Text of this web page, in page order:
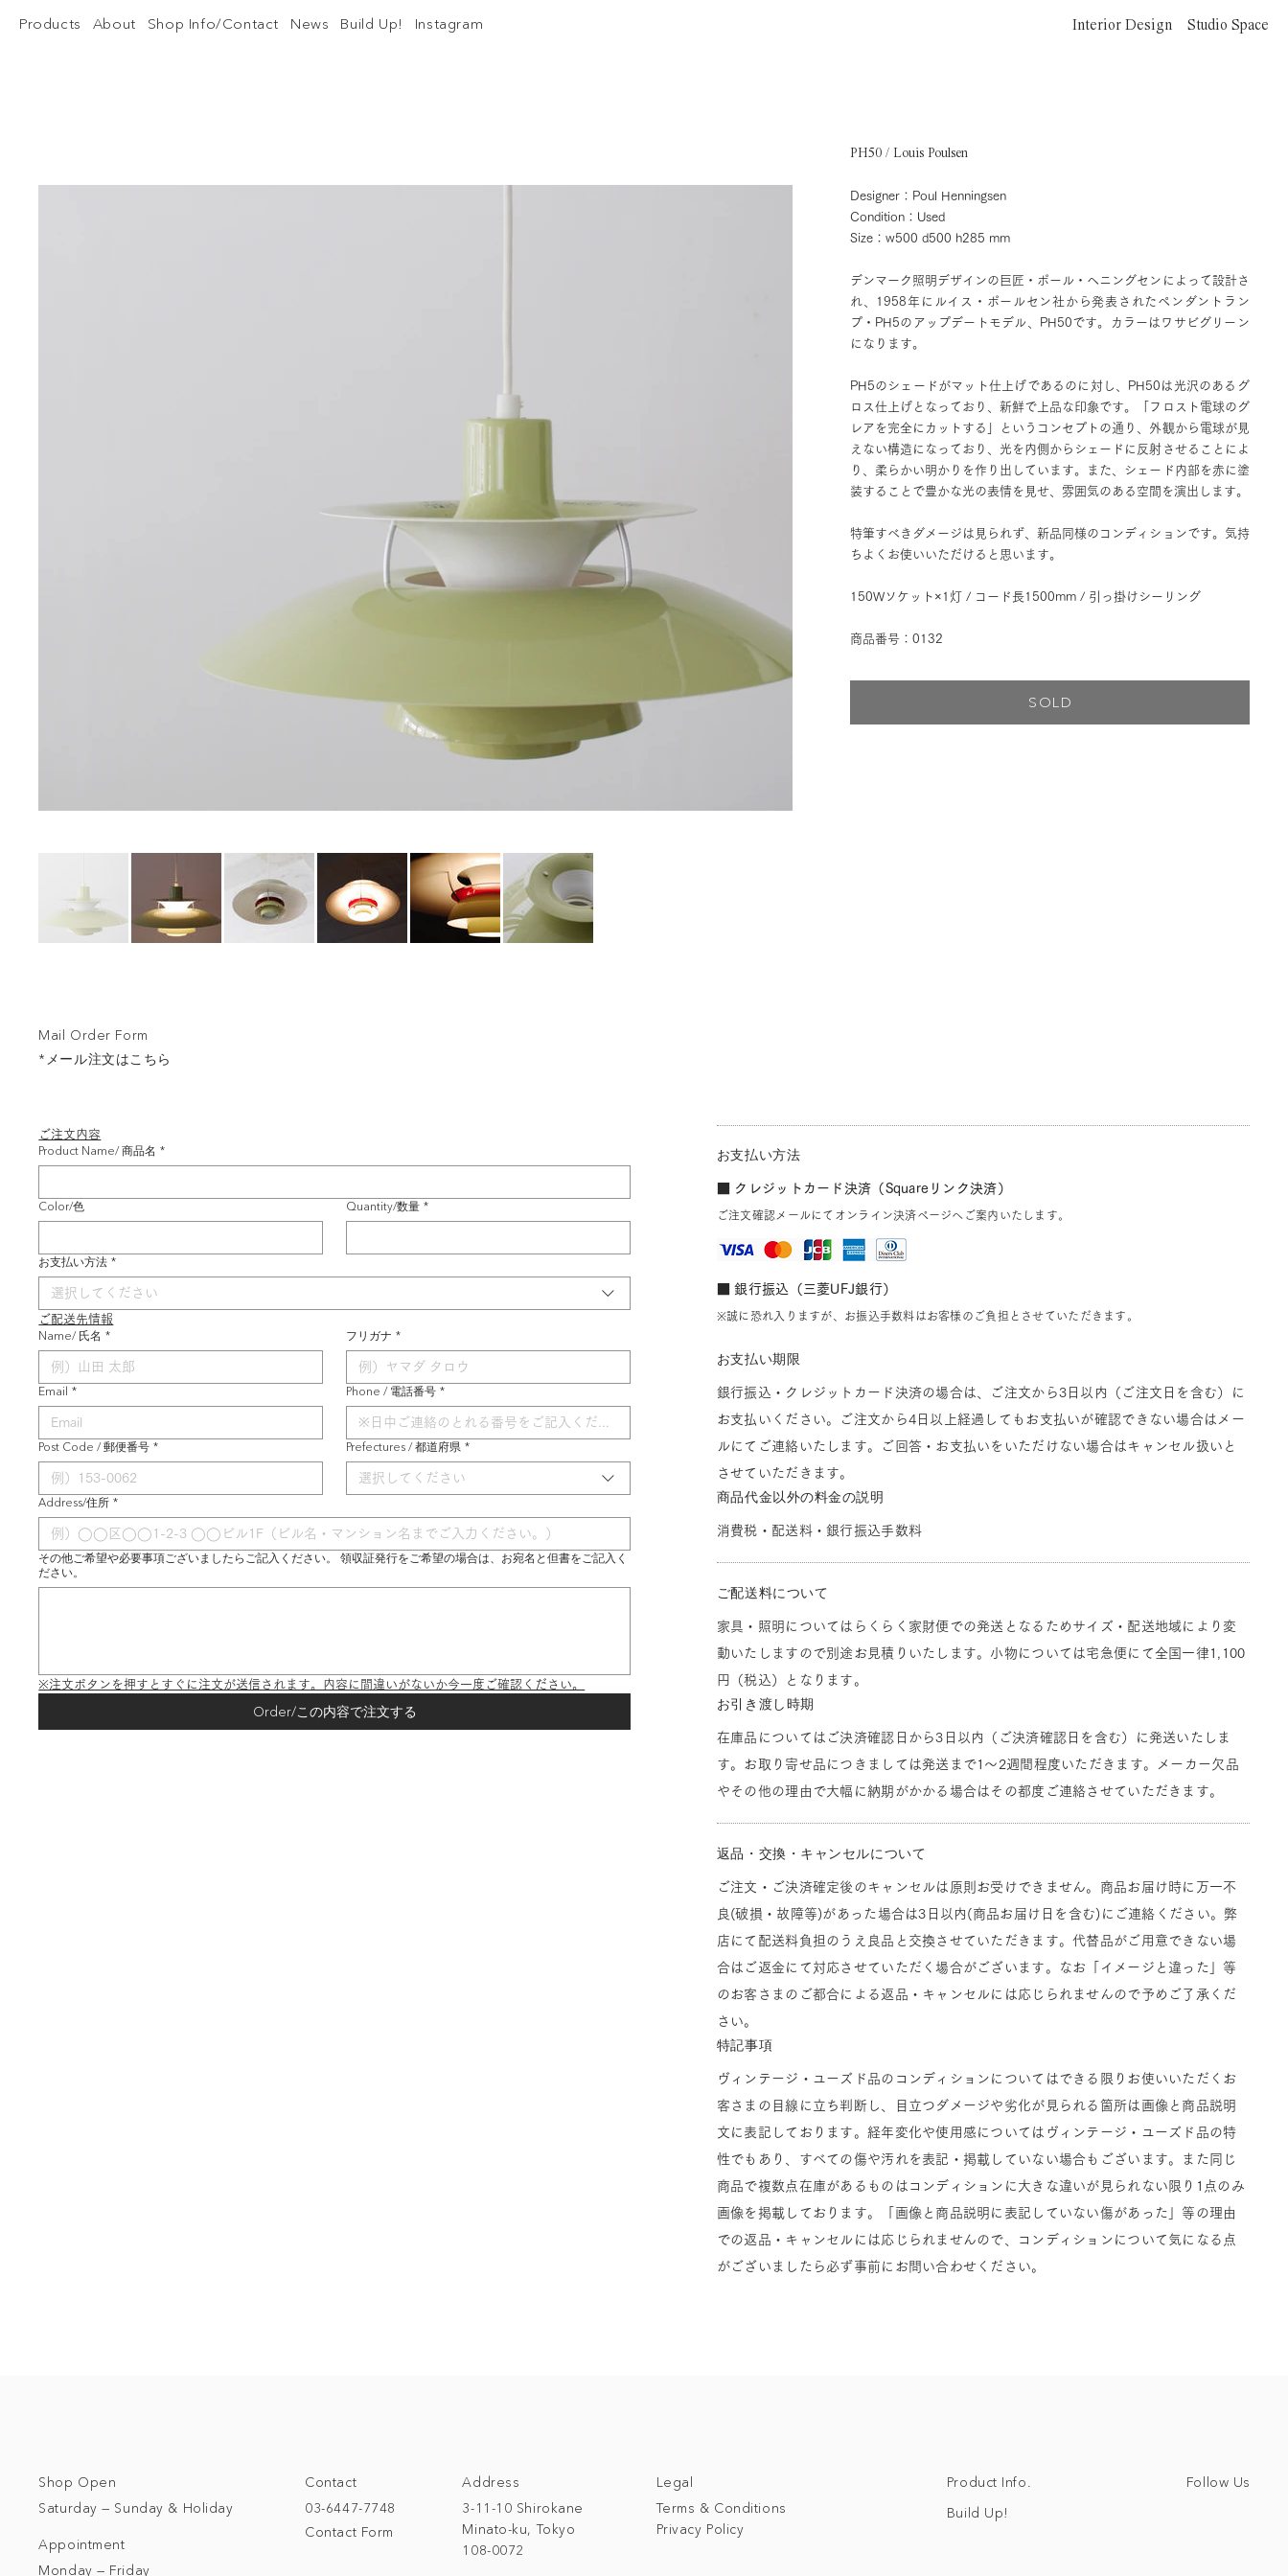
Interior Design Studio Space
Products About Shop Info/Contact News Build Up! Instagram
ご注文内容
Product Name/ 商品名 *
Color/色 Quantity/数量 *
お支払い方法 *
選択してください
ご配送先情報
Name/ 氏名 * フリガナ *
Email * Phone / 電話番号 *
Post Code / 郵便番号 * Prefectures / 都道府県 *
選択してください
Address/住所 *
その他ご希望や必要事項ございましたらご記入ください。 領収証発行をご希望の場合は、お宛名と但書をご記入く
ださい。
※注文ボタンを押すとすぐに注文が送信されます。内容に間違いがないか今一度ご確認ください。
Order/この内容で注文する
お支払い方法
■ クレジットカード決済（Squareリンク決済）
ご注文確認メールにてオンライン決済ページへご案内いたします。
■ 銀行振込（三菱UFJ銀行）
※誠に恐れ入りますが、お振込手数料はお客様のご負担とさせていただきます。
お支払い期限
銀行振込・クレジットカード決済の場合は、ご注文から3日以内（ご注文日を含む）に
お支払いください。ご注文から4日以上経過してもお支払いが確認できない場合はメー
ルにてご連絡いたします。ご回答・お支払いをいただけない場合はキャンセル扱いと
させていただきます。
商品代金以外の料金の説明
消費税・配送料・銀行振込手数料
ご配送料について
家具・照明についてはらくらく家財便での発送となるためサイズ・配送地域により変
動いたしますので別途お見積りいたします。小物については宅急便にて全国一律1,100
円（税込）となります。
お引き渡し時期
在庫品についてはご決済確認日から3日以内（ご決済確認日を含む）に発送いたしま
す。お取り寄せ品につきましては発送まで1～2週間程度いただきます。メーカー欠品
やその他の理由で大幅に納期がかかる場合はその都度ご連絡させていただきます。
返品・交換・キャンセルについて
ご注文・ご決済確定後のキャンセルは原則お受けできません。商品お届け時に万一不
良(破損・故障等)があった場合は3日以内(商品お届け日を含む)にご連絡ください。弊
店にて配送料負担のうえ良品と交換させていただきます。代替品がご用意できない場
合はご返金にて対応させていただく場合がございます。なお「イメージと違った」等
のお客さまのご都合による返品・キャンセルには応じられませんので予めご了承くだ
さい。
特記事項
ヴィンテージ・ユーズド品のコンディションについてはできる限りお使いいただくお
客さまの目線に立ち判断し、目立つダメージや劣化が見られる箇所は画像と商品説明
文に表記しております。経年変化や使用感についてはヴィンテージ・ユーズド品の特
性でもあり、すべての傷や汚れを表記・掲載していない場合もございます。また同じ
商品で複数点在庫があるものはコンディションに大きな違いが見られない限り1点のみ
画像を掲載しております。「画像と商品説明に表記していない傷があった」等の理由
での返品・キャンセルには応じられませんので、コンディションについて気になる点
がございましたら必ず事前にお問い合わせください。
Mail Order Form
*メール注文はこちら
PH50 / Louis Poulsen
Designer：Poul Henningsen
Condition：Used
Size：w500 d500 h285 mm
デンマーク照明デザインの巨匠・ポール・ヘニングセンによって設計さ
れ、1958年にルイス・ポールセン社から発表されたペンダントラン
プ・PH5のアップデートモデル、PH50です。カラーはワサビグリーン
になります。
PH5のシェードがマット仕上げであるのに対し、PH50は光沢のあるグ
ロス仕上げとなっており、新鮮で上品な印象です。「フロスト電球のグ
レアを完全にカットする」というコンセプトの通り、外観から電球が見
えない構造になっており、光を内側からシェードに反射させることによ
り、柔らかい明かりを作り出しています。また、シェード内部を赤に塗
装することで豊かな光の表情を見せ、雰囲気のある空間を演出します。
特筆すべきダメージは見られず、新品同様のコンディションです。気持
ちよくお使いいただけると思います。
150Wソケット×1灯 / コード長1500mm / 引っ掛けシーリング
商品番号：0132
SOLD
Address
3-11-10 Shirokane
Minato-ku, Tokyo
108-0072
Contact
03-6447-7748
Contact Form
Shop Open
Saturday — Sunday & Holiday
Appointment
Monday — Friday
Legal
Terms & Conditions
Privacy Policy
Product Info.
Build Up!
Follow Us